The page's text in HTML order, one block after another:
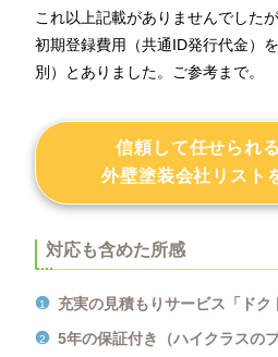
これ以上記載がありませんでした
初期登録費用（共通ID発行代金）
別）とありました。ご参考まで。
信頼して任せられ
外壁塗装会社リスト
対応も含めた所感
充実の見積もりサービス「ドク
5年の保証付き（ハイクラスの